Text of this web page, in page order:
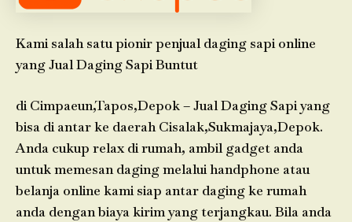
Kami salah satu pionir penjual daging sapi online
yang Jual Daging Sapi Buntut
di Cimpaeun,Tapos,Depok – Jual Daging Sapi yang
bisa di antar ke daerah Cisalak,Sukmajaya,Depok.
Anda cukup relax di rumah, ambil gadget anda
untuk memesan daging melalui handphone atau
belanja online kami siap antar daging ke rumah
anda dengan biaya kirim yang terjangkau. Bila anda